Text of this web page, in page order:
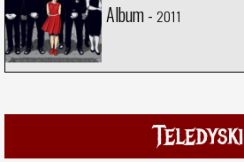
Album - 2011
Teledyski